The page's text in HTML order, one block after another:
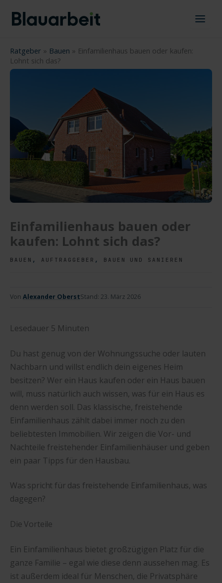
Inhalt
springen
Ratgeber » Bauen » Einfamilienhaus bauen oder kaufen:
Lohnt sich das?
Einfamilienhaus bauen oder
kaufen: Lohnt sich das?
BAUEN , AUFTRAGGEBER , BAUEN UND SANIEREN
Von Alexander OberstStand: 23. März 2026
Lesedauer 5 Minuten
Du hast genug von der Wohnungssuche oder lauten
Nachbarn und willst endlich dein eigenes Heim
besitzen? Wer ein Haus kaufen oder ein Haus bauen
will, muss natürlich auch wissen, was für ein Haus es
denn werden soll. Das klassische, freistehende
Einfamilienhaus zählt dabei immer noch zu den
beliebtesten Immobilien. Wir zeigen die Vor- und
Nachteile freistehender Einfamilienhäuser und geben
ein paar Tipps für den Hausbau.
Was spricht für das freistehende Einfamilienhaus, was
dagegen?
Die Vorteile
Ein Einfamilienhaus bietet großzügigen Platz für die
ganze Familie – egal wie diese denn aussehen mag. Es
ist außerdem ideal für Menschen, die Privatsphäre